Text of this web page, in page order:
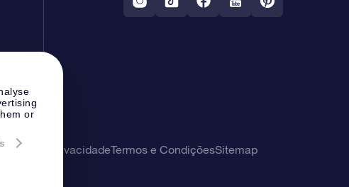
or
de privacidadeTermos e CondiçõesSitemap